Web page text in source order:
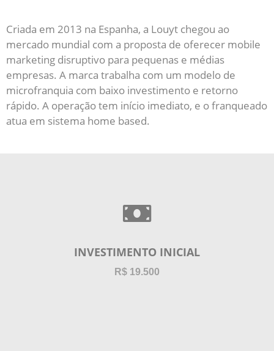
Criada em 2013 na Espanha, a Louyt chegou ao
mercado mundial com a proposta de oferecer mobile
marketing disruptivo para pequenas e médias
empresas. A marca trabalha com um modelo de
microfranquia com baixo investimento e retorno
rápido. A operação tem início imediato, e o franqueado
atua em sistema home based.
INVESTIMENTO INICIAL
R$ 19.500